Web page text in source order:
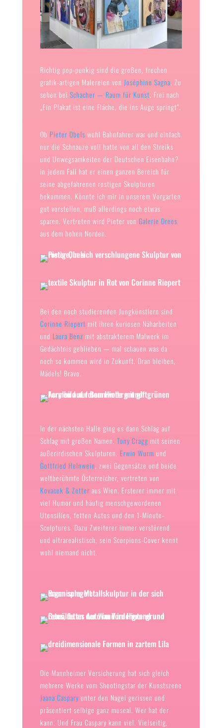
Richtig pop-punkig sind die großen, frechen
grafik-artigen Malereien von Joséphine Sagna. Zu
sehen bei Schacher — Raum für Kunst. Frei nach
„Ein Plakat ist eine Fläche, die ins Auge springt“.
Ob Pieter Obels wohl Bahnfahrer war und einfach
nur die Schnauze voll hatte von all den Streiks
und Unwegsamkeiten der Deutschen Eisenbahn?
in jedem Fall hat er einen ganzen Bereich für
seine abgefahrenen rostigen Skulpturen
bekommen. Könnte ich mir in unserem Vorgarten
gut vorstellen, muß allerdings noch etwas
sparen. Vertreten wird Pieter von Galerie Drees
aus dem hohen Norden.
Bei den noch studierenden Jungkünstlern sind
Corinne Riepert mit ihren kuriosen Näharbeiten
und Laura Benz mit abstrakterem Malwerk im
Gedächtnis geblieben — mal schauen was da
noch so kommen wird in Zukunft. Dran bleiben,
Mädels! Bravo.
In der nächsten Halle ging es dann Schlag auf
Schlag mit großen Namen. Tony Cragg mit seinen
außerirdischen Skulpturen. Erwin Wurm und
Gottfried Helnwein, zwei Gegensätze und beide
weltberühmte Österreicher, vertreten von
Kovacek & Zetter aus Wien. Ersterer immer mit
viel Humor und häufig menschgewordenen
Utensilien, fetten Autos und den 1-Minute-
Sculptures. Dazu Zweiterer immer verstörend
und ultrarealistisch, sein Scorpions-Cover kennt
wohl niemand nicht.
Die Mannheimer Versicherung hat sich gleich
mehrere Werke vom Shootingstar der Kunstszene
Jaana Caspary unter den Nagel gerissen und
präsentiert selbige ganz museal. Wer hat der
kann. Und Frau Caspary kann viel. Vielseitig,